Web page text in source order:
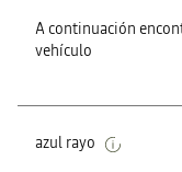
A continuación
vehículo
azul rayo